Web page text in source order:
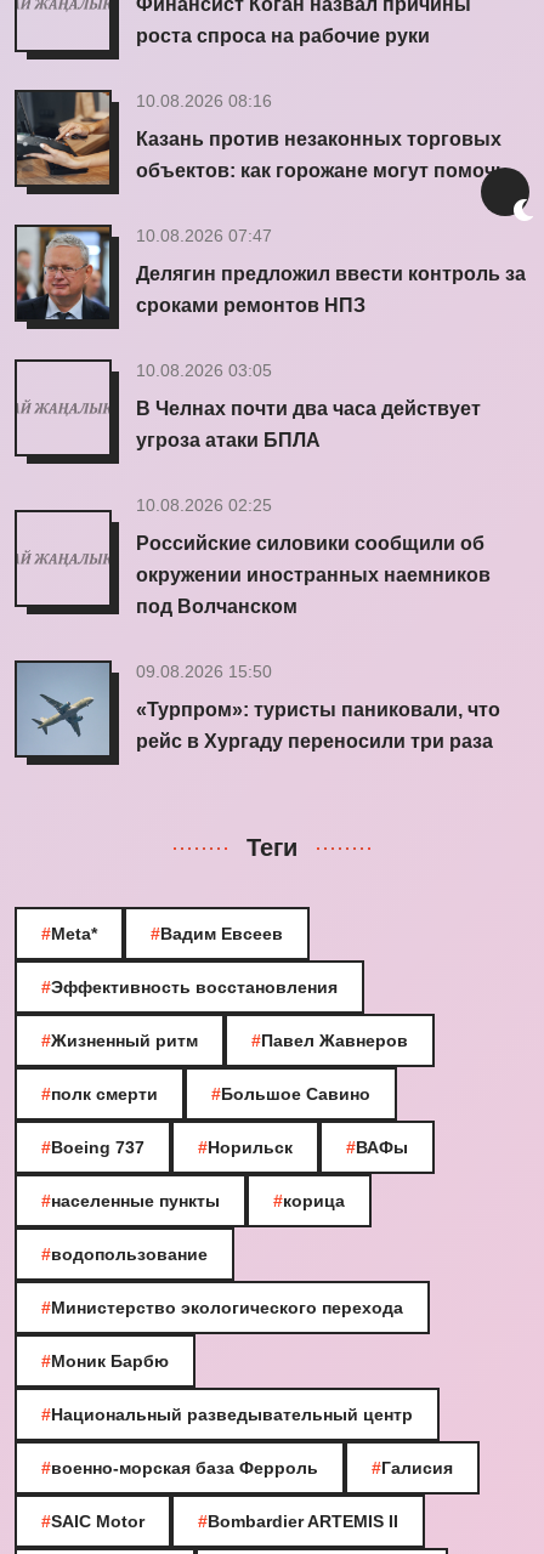
Финансист Коган назвал причины
роста спроса на рабочие руки
10.08.2026 08:16
Казань против незаконных торговых
объектов: как горожане могут помочь
10.08.2026 07:47
Делягин предложил ввести контроль за
сроками ремонтов НПЗ
10.08.2026 03:05
В Челнах почти два часа действует
угроза атаки БПЛА
10.08.2026 02:25
Российские силовики сообщили об
окружении иностранных наемников
под Волчанском
09.08.2026 15:50
«Турпром»: туристы паниковали, что
рейс в Хургаду переносили три раза
Теги
#Meta* #Вадим Евсеев
#Эффективность восстановления
#Жизненный ритм #Павел Жавнеров
#полк смерти #Большое Савино
#Boeing 737 #Норильск #ВАФы
#населенные пункты #корица
#водопользование
#Министерство экологического перехода
#Моник Барбю
#Национальный разведывательный центр
#военно-морская база Ферроль #Галисия
#SAIC Motor #Bombardier ARTEMIS II